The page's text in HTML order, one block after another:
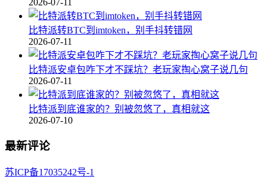
比特派转BTC到imtoken，别手抖转错网
2026-07-11
比特派安卓包咋下才不踩坑？老玩家掏心窝子说几句
2026-07-11
比特派到底谁家的？别被忽悠了，真相就这
2026-07-10
最新评论
苏ICP备17035242号-1